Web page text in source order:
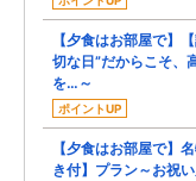
【夕食はお部屋で】
切な日”だからこそ、
を…～
ポイントUP
【夕食はお部屋で】
き付】プラン～お祝